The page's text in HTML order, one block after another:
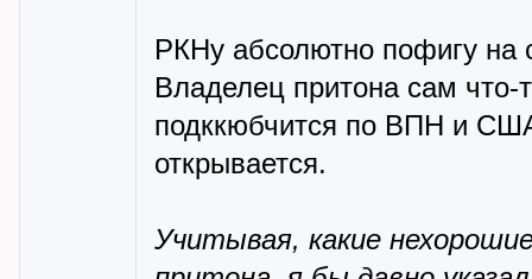
РКНу абсолютно пофигу
Владелец притона сам
подккюбчится по ВПН и
открывается.
Учитывая, какие